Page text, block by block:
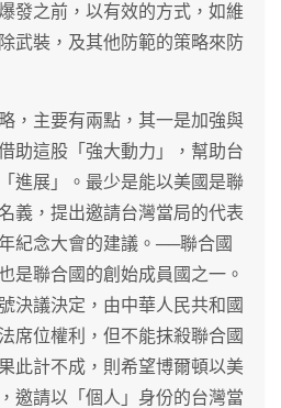
發之前，以有效的方式，如維
武裝，及其他防範的策略來防
，主要有兩點，其一是加強與
助這股「強大動力」，幫助台
進展」。最少是能以美國是聯
義，提出邀請台灣當局的代表
紀念大會的建議。──聯合國
是聯合國的創始成員國之一。
決議決定，由中華人民共和國
席位權利，但不能抹殺聯合國
此計不成，則希望博爾頓以美
邀請以「個人」身份的台灣當